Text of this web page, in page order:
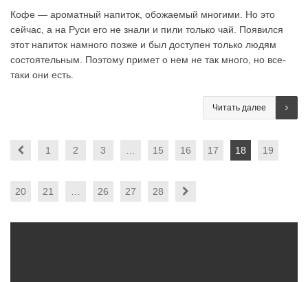
Кофе — ароматный напиток, обожаемый многими. Но это
сейчас, а на Руси его не знали и пили только чай. Появился
этот напиток намного позже и был доступен только людям
состоятельным. Поэтому примет о нем не так много, но все-
таки они есть.
Читать далее
1 2 3 15 16 17 18 19
20 21 26 27 28